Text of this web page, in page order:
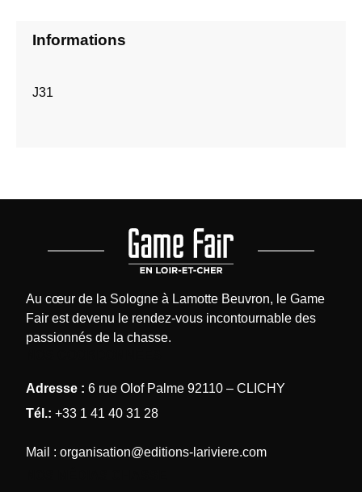
Informations
J31
Au cœur de la Sologne à Lamotte Beuvron, le Game
Fair est devenu le rendez-vous incontournable des
passionnés de la chasse.
Adresse : 6 rue Olof Palme 92110 – CLICHY
Tél.: +33 1 41 40 31 28
Mail : organisation@editions-lariviere.com